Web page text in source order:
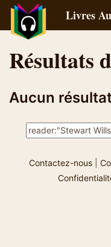
Livres
Résultats
Aucun
Contactez-nous|